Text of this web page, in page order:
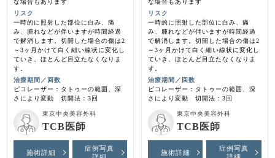
な場合もあります
リスク
一時的に照射した部位に白み、痛
み、腫れなどが伴いますが時間経過
で解消します。切開した場合の傷は2
～3ヶ月かけて白く細い線状に変化し
ていき、ほとんど目立たなくなりま
す。
治療期間／回数
ピコレーザー：タトゥーの範囲、深
さにより変動 切開法：3回
東京中央美容外科
TCB医師
施術詳細
症例写真
な場合もあります
リスク
一時的に照射した部位に白み、痛
み、腫れなどが伴いますが時間経過
で解消します。切開した場合の傷は2
～3ヶ月かけて白く細い線状に変化し
ていき、ほとんど目立たなくなりま
す。
治療期間／回数
ピコレーザー：タトゥーの範囲、深
さにより変動 切開法：3回
東京中央美容外科
TCB医師
施術詳細
症例写真